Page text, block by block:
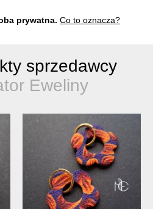
prywatna. Co to oznacza?
sprzedawcy
Eweliny